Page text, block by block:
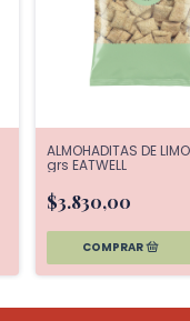
ALMOHADITAS DE
grs EATWELL
$3.830,00